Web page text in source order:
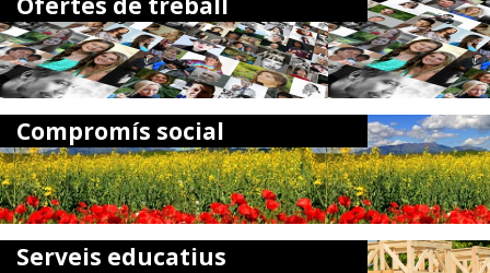
Compromís social
Serveis educatius